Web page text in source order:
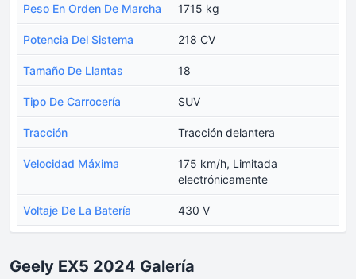
Peso En Orden De Marcha 1715 kg
Potencia Del Sistema 218 CV
Tamaño De Llantas 18
Tipo De Carrocería SUV
Tracción Tracción delantera
Velocidad Máxima
175 km/h, Limitada
electrónicamente
Voltaje De La Batería 430 V
Geely EX5 2024 Galería